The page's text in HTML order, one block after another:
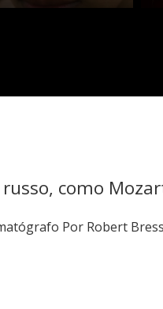
como
Por Robert